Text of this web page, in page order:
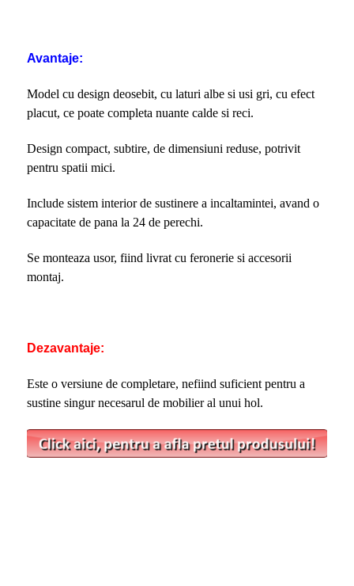
Avantaje:
Model cu design deosebit, cu laturi albe si usi gri, cu efect
placut, ce poate completa nuante calde si reci.
Design compact, subtire, de dimensiuni reduse, potrivit
pentru spatii mici.
Include sistem interior de sustinere a incaltamintei, avand o
capacitate de pana la 24 de perechi.
Se monteaza usor, fiind livrat cu feronerie si accesorii
montaj.
Dezavantaje:
Este o versiune de completare, nefiind suficient pentru a
sustine singur necesarul de mobilier al unui hol.